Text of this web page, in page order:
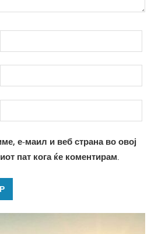
е-маил и веб страна во овој
пат кога ќе коментирам.